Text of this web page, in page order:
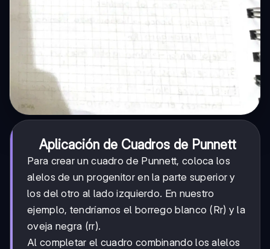
Aplicación de Cuadros de Punnett
Para crear un cuadro de Punnett, coloca los
alelos de un progenitor en la parte superior y
los del otro al lado izquierdo. En nuestro
ejemplo, tendríamos el borrego blanco (Rr) y la
oveja negra (rr).
Al completar el cuadro combinando los alelos